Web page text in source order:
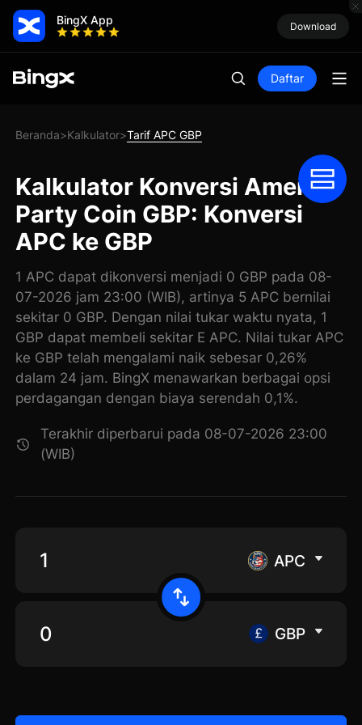
BingX App Download
Daftar
Beranda>Kalkulator>Tarif APC GBP
Kalkulator Konversi America
Party Coin GBP: Konversi
APC ke GBP
1 APC dapat dikonversi menjadi 0 GBP pada 08-
07-2026 jam 23:00 (WIB), artinya 5 APC bernilai
sekitar 0 GBP. Dengan nilai tukar waktu nyata, 1
GBP dapat membeli sekitar E APC. Nilai tukar APC
ke GBP telah mengalami naik sebesar 0,26%
dalam 24 jam. BingX menawarkan berbagai opsi
perdagangan dengan biaya serendah 0,1%.
Terakhir diperbarui pada 08-07-2026 23:00
(WIB)
APC
GBP